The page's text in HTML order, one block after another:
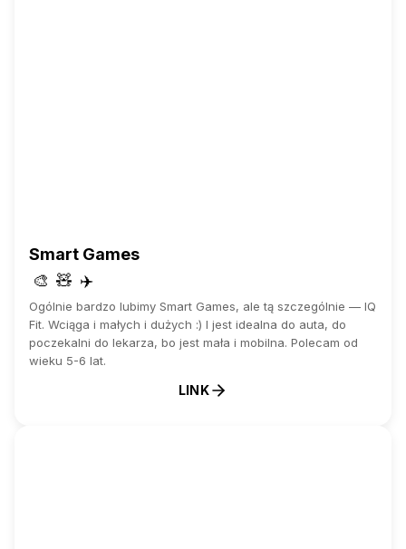
Smart Games
🎨 🧸 ✈️
Ogólnie bardzo lubimy Smart Games, ale tą szczególnie — IQ
Fit. Wciąga i małych i dużych :) I jest idealna do auta, do
poczekalni do lekarza, bo jest mała i mobilna. Polecam od
wieku 5-6 lat.
LINK